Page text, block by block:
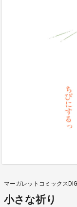
マーガレットコミックス
小さな祈り